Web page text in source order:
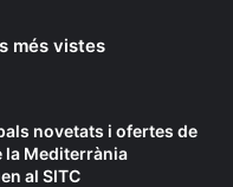
més vistes
novetats i ofertes de
la Mediterrània
al SITC